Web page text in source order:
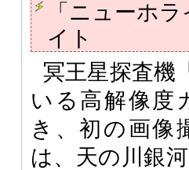
「ニューホ
イト
冥王星探査機
いる高解像度
き、初の画像
は、天の川銀